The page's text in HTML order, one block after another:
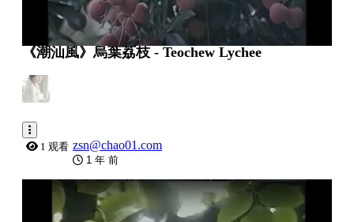
《潮汕風》烏葉荔枝 - Teochew Lychee
1 观看 zsn@chao01.com
1 年 前
0:04:38